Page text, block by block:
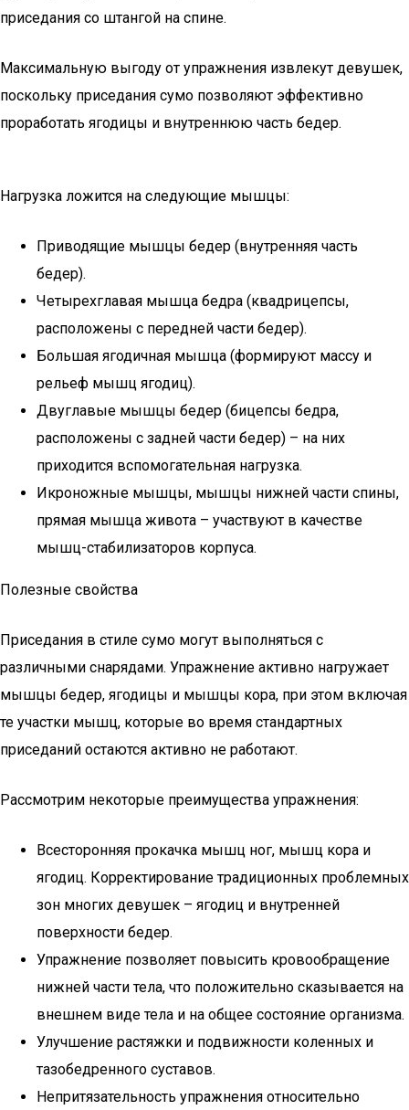
приседания со штангой на спине.
Максимальную выгоду от упражнения извлекут девушек,
поскольку приседания сумо позволяют эффективно
проработать ягодицы и внутреннюю часть бедер.
Нагрузка ложится на следующие мышцы:
Приводящие мышцы бедер (внутренняя часть
бедер).
Четырехглавая мышца бедра (квадрицепсы,
расположены с передней части бедер).
Большая ягодичная мышца (формируют массу и
рельеф мышц ягодиц).
Двуглавые мышцы бедер (бицепсы бедра,
расположены с задней части бедер) – на них
приходится вспомогательная нагрузка.
Икроножные мышцы, мышцы нижней части спины,
прямая мышца живота – участвуют в качестве
мышц-стабилизаторов корпуса.
Полезные свойства
Приседания в стиле сумо могут выполняться с
различными снарядами. Упражнение активно нагружает
мышцы бедер, ягодицы и мышцы кора, при этом включая
те участки мышц, которые во время стандартных
приседаний остаются активно не работают.
Рассмотрим некоторые преимущества упражнения:
Всесторонняя прокачка мышц ног, мышц кора и
ягодиц. Корректирование традиционных проблемных
зон многих девушек – ягодиц и внутренней
поверхности бедер.
Упражнение позволяет повысить кровообращение
нижней части тела, что положительно сказывается на
внешнем виде тела и на общее состояние организма.
Улучшение растяжки и подвижности коленных и
тазобедренного суставов.
Непритязательность упражнения относительно